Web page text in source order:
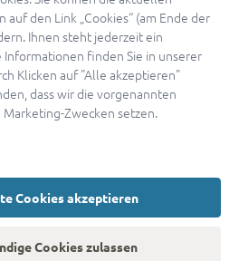
that you accept ourTerms of
andPrivacy Policy.
Zugang?Hier registrieren
Anwalt registrieren.
advocado
den Link „Cookies“ (am Ende der
Ihnen steht jederzeit ein
finden Sie in unserer
Klicken auf "Alle akzeptieren"
dass wir die vorgenannten
Marketing-Zwecken setzen.
Cookies akzeptieren
Cookies zulassen